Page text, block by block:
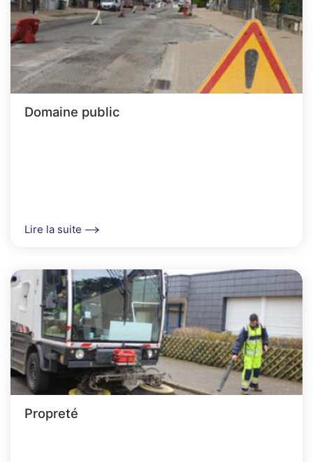
Domaine public
Lire la suite
Propreté